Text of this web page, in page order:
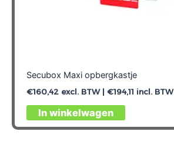
Secubox Maxi opbergkastje
€160,42excl. BTW | €194,11 incl. BTW
In winkelwagen